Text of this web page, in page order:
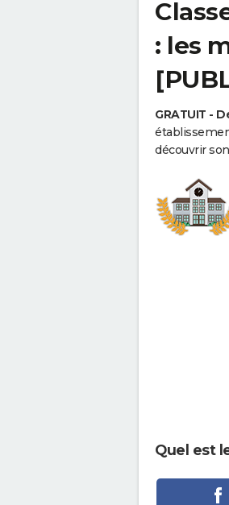
: les
GRATUIT -
découvrir
Quel est